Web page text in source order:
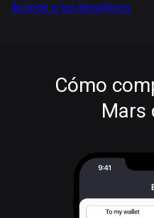
Accede a los beneficios
Cómo
Mars